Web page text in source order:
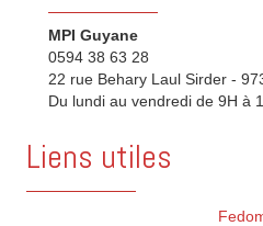
MPI Guyane
0594 38 63 28
22 rue Behary Laul Sirder -
Du lundi au vendredi de 9H à
Liens utiles